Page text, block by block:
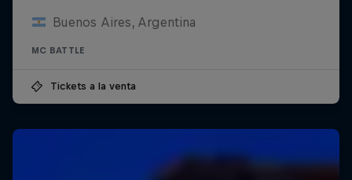
Buenos Aires, Argentina
MC BATTLE
Tickets a la venta